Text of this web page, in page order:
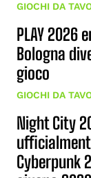
GIOCHI DA
PLAY 2026
Bologna
gioco
GIOCHI DA
Night City
Cyberpunk